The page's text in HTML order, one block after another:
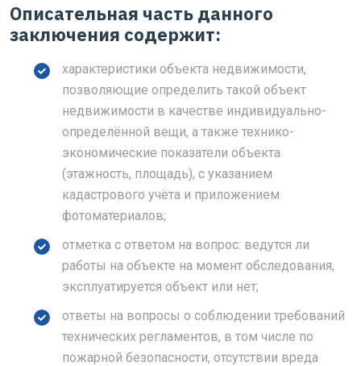
Описательная часть данного
заключения содержит:
характеристики объекта недвижимости,
позволяющие определить такой объект
недвижимости в качестве индивидуально-
определённой вещи, а также технико-
экономические показатели объекта
(этажность, площадь), с указанием
кадастрового учёта и приложением
фотоматериалов;
отметка с ответом на вопрос: ведутся ли
работы на объекте на момент обследования,
эксплуатируется объект или нет;
ответы на вопросы о соблюдении требований
технических регламентов, в том числе по
пожарной безопасности, отсутствии вреда